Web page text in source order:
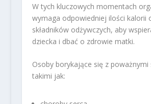
W tych kluczowych momentach
wymaga odpowiedniej ilości kalorii
składników odżywczych, aby
dziecka i dbać o zdrowie matki.
Osoby borykające się z poważnymi
takimi jak: